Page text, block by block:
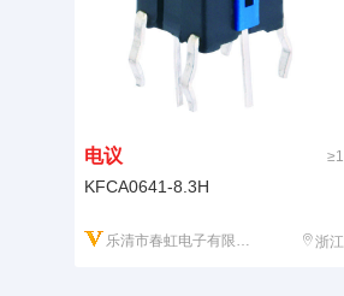
电议 ≥1
KFCA0641-8.3H
乐清市春虹电子有限公司 浙江